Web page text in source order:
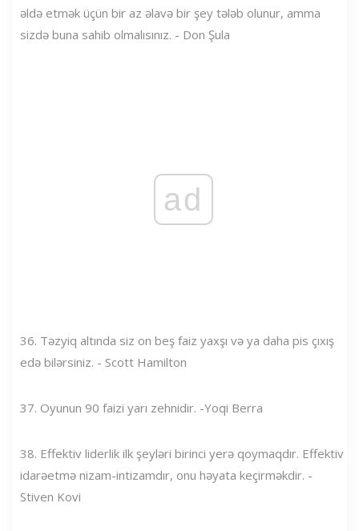
əldə etmək üçün bir az əlavə bir şey tələb olunur, amma
sizdə buna sahib olmalısınız. - Don Şula
ad
36. Təzyiq altında siz on beş faiz yaxşı və ya daha pis çıxış
edə bilərsiniz. - Scott Hamilton
37. Oyunun 90 faizi yarı zehnidir. -Yoqi Berra
38. Effektiv liderlik ilk şeyləri birinci yerə qoymaqdır. Effektiv
idarəetmə nizam-intizamdır, onu həyata keçirməkdir. -
Stiven Kovi